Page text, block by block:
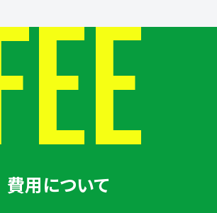
FEE
費用について